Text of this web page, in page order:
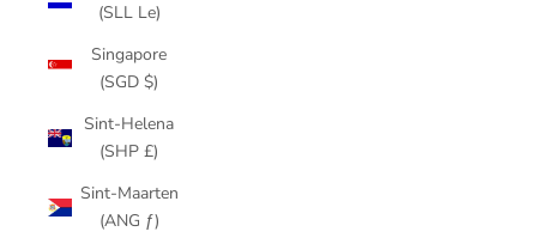
(SLL Le)
Singapore
(SGD $)
Sint-Helena
(SHP £)
Sint-Maarten
(ANG ƒ)